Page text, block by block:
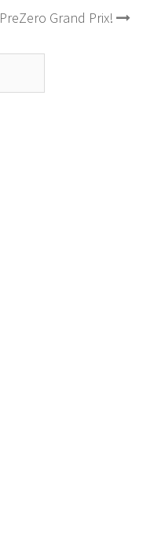
PreZero Grand Prix!